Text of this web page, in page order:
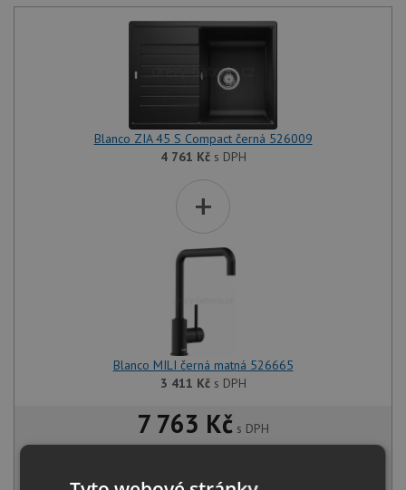
Blanco ZIA 45 S Compact černá 526009
4 761 Kčs DPH
+
Blanco MILI černá matná 526665
3 411 Kčs DPH
7 763 Kč s DPH